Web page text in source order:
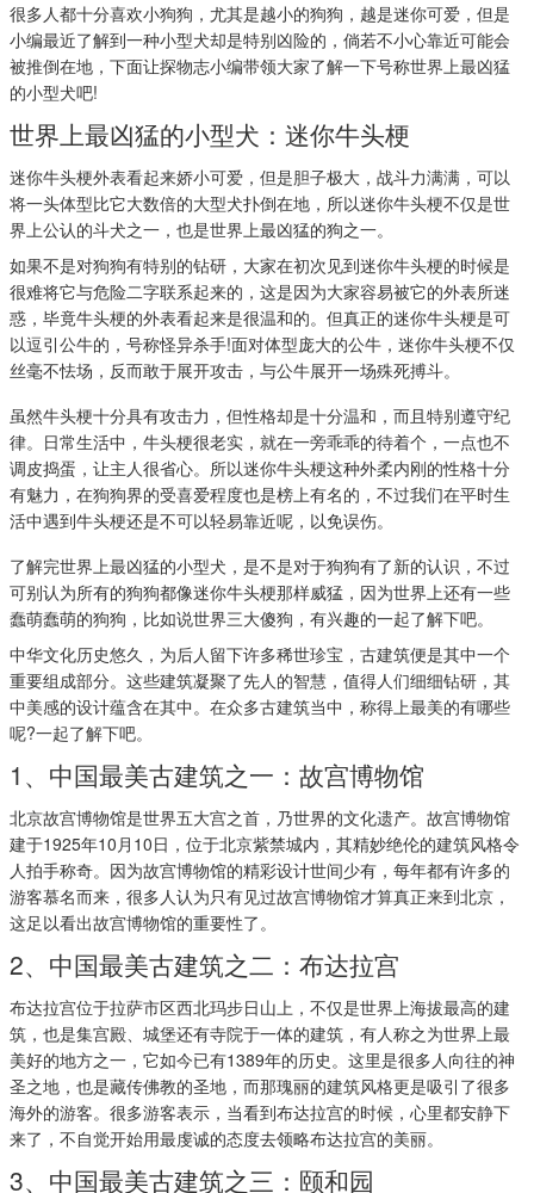
很多人都十分喜欢小狗狗，尤其是越小的狗狗，越是迷你可爱，但是
小编最近了解到一种小型犬却是特别凶险的，倘若不小心靠近可能会
被推倒在地，下面让探物志小编带领大家了解一下号称世界上最凶猛
的小型犬吧!
世界上最凶猛的小型犬：迷你牛头梗
迷你牛头梗外表看起来娇小可爱，但是胆子极大，战斗力满满，可以
将一头体型比它大数倍的大型犬扑倒在地，所以迷你牛头梗不仅是世
界上公认的斗犬之一，也是世界上最凶猛的狗之一。
如果不是对狗狗有特别的钻研，大家在初次见到迷你牛头梗的时候是
很难将它与危险二字联系起来的，这是因为大家容易被它的外表所迷
惑，毕竟牛头梗的外表看起来是很温和的。但真正的迷你牛头梗是可
以逗引公牛的，号称怪异杀手!面对体型庞大的公牛，迷你牛头梗不仅
丝毫不怯场，反而敢于展开攻击，与公牛展开一场殊死搏斗。
虽然牛头梗十分具有攻击力，但性格却是十分温和，而且特别遵守纪
律。日常生活中，牛头梗很老实，就在一旁乖乖的待着个，一点也不
调皮捣蛋，让主人很省心。所以迷你牛头梗这种外柔内刚的性格十分
有魅力，在狗狗界的受喜爱程度也是榜上有名的，不过我们在平时生
活中遇到牛头梗还是不可以轻易靠近呢，以免误伤。
了解完世界上最凶猛的小型犬，是不是对于狗狗有了新的认识，不过
可别认为所有的狗狗都像迷你牛头梗那样威猛，因为世界上还有一些
蠢萌蠢萌的狗狗，比如说世界三大傻狗，有兴趣的一起了解下吧。
中华文化历史悠久，为后人留下许多稀世珍宝，古建筑便是其中一个
重要组成部分。这些建筑凝聚了先人的智慧，值得人们细细钻研，其
中美感的设计蕴含在其中。在众多古建筑当中，称得上最美的有哪些
呢?一起了解下吧。
1、中国最美古建筑之一：故宫博物馆
北京故宫博物馆是世界五大宫之首，乃世界的文化遗产。故宫博物馆
建于1925年10月10日，位于北京紫禁城内，其精妙绝伦的建筑风格令
人拍手称奇。因为故宫博物馆的精彩设计世间少有，每年都有许多的
游客慕名而来，很多人认为只有见过故宫博物馆才算真正来到北京，
这足以看出故宫博物馆的重要性了。
2、中国最美古建筑之二：布达拉宫
布达拉宫位于拉萨市区西北玛步日山上，不仅是世界上海拔最高的建
筑，也是集宫殿、城堡还有寺院于一体的建筑，有人称之为世界上最
美好的地方之一，它如今已有1389年的历史。这里是很多人向往的神
圣之地，也是藏传佛教的圣地，而那瑰丽的建筑风格更是吸引了很多
海外的游客。很多游客表示，当看到布达拉宫的时候，心里都安静下
来了，不自觉开始用最虔诚的态度去领略布达拉宫的美丽。
3、中国最美古建筑之三：颐和园